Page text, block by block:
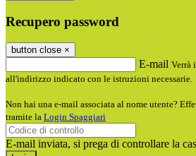
Recupero password
button close ×
E-mail Verrà
all'indirizzo indicato con le istruzioni necessarie.
Non hai una e-mail associata al nome utente?
tramite la Login Spaggiari
E-mail inviata, si prega di controllare la